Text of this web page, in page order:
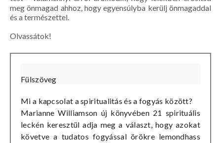
meg önmagad ahhoz, hogy egyensúlyba kerülj önmagaddal
és a természettel.
Olvassátok!
Fülszöveg
Mi ​a kapcsolat a spiritualitás és a fogyás között?
Marianne Williamson új könyvében 21 spirituális
leckén keresztül adja meg a választ, hogy azokat
követve a tudatos fogyással örökre lemondhass